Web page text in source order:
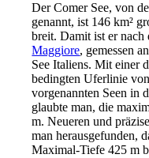
Der Comer See, von
genannt, ist 146 km²
breit. Damit ist er
Maggiore, gemessen
See Italiens. Mit einer
bedingten Uferlinie
vorgenannten Seen in
glaubte man, die
m. Neueren und
man herausgefunden,
Maximal-Tiefe 425 m